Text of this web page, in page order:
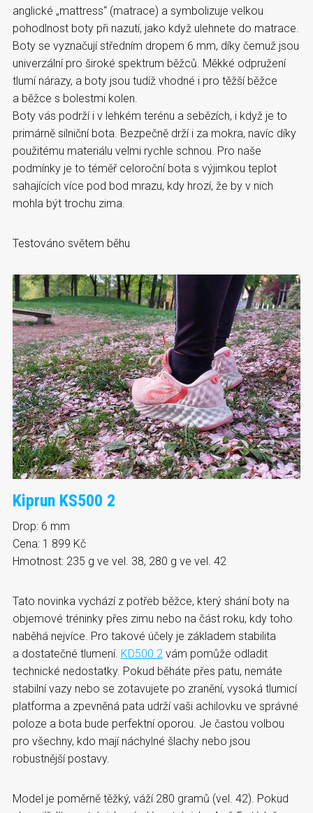
anglické „mattress“ (matrace) a symbolizuje velkou
pohodlnost boty při nazutí, jako když ulehnete do matrace.
Boty se vyznačují středním dropem 6 mm, díky čemuž jsou
univerzální pro široké spektrum běžců. Měkké odpružení
tlumí nárazy, a boty jsou tudíž vhodné i pro těžší běžce
a běžce s bolestmi kolen.
Boty vás podrží i v lehkém terénu a sebězích, i když je to
primárně silniční bota. Bezpečně drží i za mokra, navíc díky
použitému materiálu velmi rychle schnou. Pro naše
podmínky je to téměř celoroční bota s výjimkou teplot
sahajících více pod bod mrazu, kdy hrozí, že by v nich
mohla být trochu zima.
Testováno světem běhu
Kiprun KS500 2
Drop: 6 mm
Cena: 1 899 Kč
Hmotnost: 235 g ve vel. 38, 280 g ve vel. 42
Tato novinka vychází z potřeb běžce, který shání boty na
objemové tréninky přes zimu nebo na část roku, kdy toho
naběhá nejvíce. Pro takové účely je základem stabilita
a dostatečné tlumení. KD500 2 vám pomůže odladit
technické nedostatky. Pokud běháte přes patu, nemáte
stabilní vazy nebo se zotavujete po zranění, vysoká tlumicí
platforma a zpevněná pata udrží vaši achilovku ve správné
poloze a bota bude perfektní oporou. Je častou volbou
pro všechny, kdo mají náchylné šlachy nebo jsou
robustnější postavy.
Model je poměrně těžký, váží 280 gramů (vel. 42). Pokud